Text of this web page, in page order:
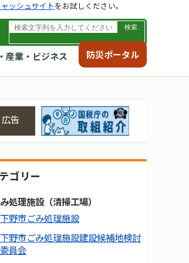
産業・ビジネス 防災ポータル
ッシュサイトをお試しください。
広告
ゴリー
処理施設（清掃工場）
下野市ごみ処理施設
下野市ごみ処理施設建設候補地検討
委員会